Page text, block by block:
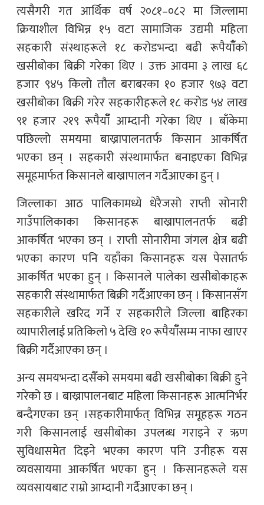
त्यसैगरी गत आर्थिक वर्ष २०८१–०८२ मा जिल्लामा
क्रियाशील विभिन्न १५ वटा सामाजिक उद्यमी महिला
सहकारी संस्थाहरूले १८ करोडभन्दा बढी रूपैयाँँको
खसीबोका बिक्री गरेका थिए । उक्त आवमा ३ लाख ६८
हजार ९४५ किलो तौल बराबरका १० हजार ९७३ वटा
खसीबोका बिक्री गरेर सहकारीहरूले १८ करोड ५४ लाख
९१ हजार २१९ रूपैयाँँ आम्दानी गरेका थिए । बाँकेमा
पछिल्लो समयमा बाख्रापालनतर्फ किसान आकर्षित
भएका छन् । सहकारी संस्थामार्फत बनाइएका विभिन्न
समूहमार्फत किसानले बाख्रापालन गर्दैआएका हुन् ।
जिल्लाका आठ पालिकामध्ये धेरैजसो राप्ती सोनारी
गाउँपालिकाका किसानहरू बाख्रापालनतर्फ बढी
आकर्षित भएका छन् । राप्ती सोनारीमा जंगल क्षेत्र बढी
भएका कारण पनि यहाँका किसानहरू यस पेसातर्फ
आकर्षित भएका हुन् । किसानले पालेका खसीबोकाहरू
सहकारी संस्थामार्फत बिक्री गर्दैआएका छन् । किसानसँग
सहकारीले खरिद गर्ने र सहकारीले जिल्ला बाहिरका
व्यापारीलाई प्रतिकिलो ५ देखि १० रूपैयाँँसम्म नाफा खाएर
बिक्री गर्दैआएका छन् ।
अन्य समयभन्दा दसैँको समयमा बढी खसीबोका बिक्री हुने
गरेको छ । बाख्रापालनबाट महिला किसानहरू आत्मनिर्भर
बन्दैगएका छन् ।सहकारीमार्फत् विभिन्न समूहहरू गठन
गरी किसानलाई खसीबोका उपलब्ध गराइने र ऋण
सुविधासमेत दिइने भएका कारण पनि उनीहरू यस
व्यवसायमा आकर्षित भएका हुन् । किसानहरूले यस
व्यवसायबाट राम्रो आम्दानी गर्दैआएका छन् ।